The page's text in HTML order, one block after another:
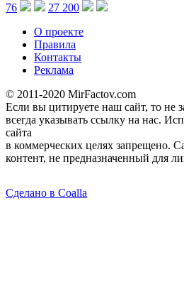
76
27 200
О проекте
Правила
Контакты
Реклама
© 2011-2020 MirFactov.com
Если вы цитируете наш сайт, то не
всегда указывать ссылку на нас.
сайта
в коммерческих целях запрещено.
контент, не предназначенный для
Сделано в Coalla